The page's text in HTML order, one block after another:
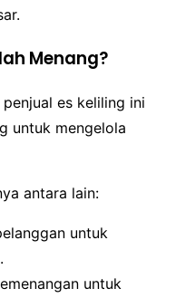
Menang?
es keliling ini
untuk mengelola
antara lain:
untuk
untuk